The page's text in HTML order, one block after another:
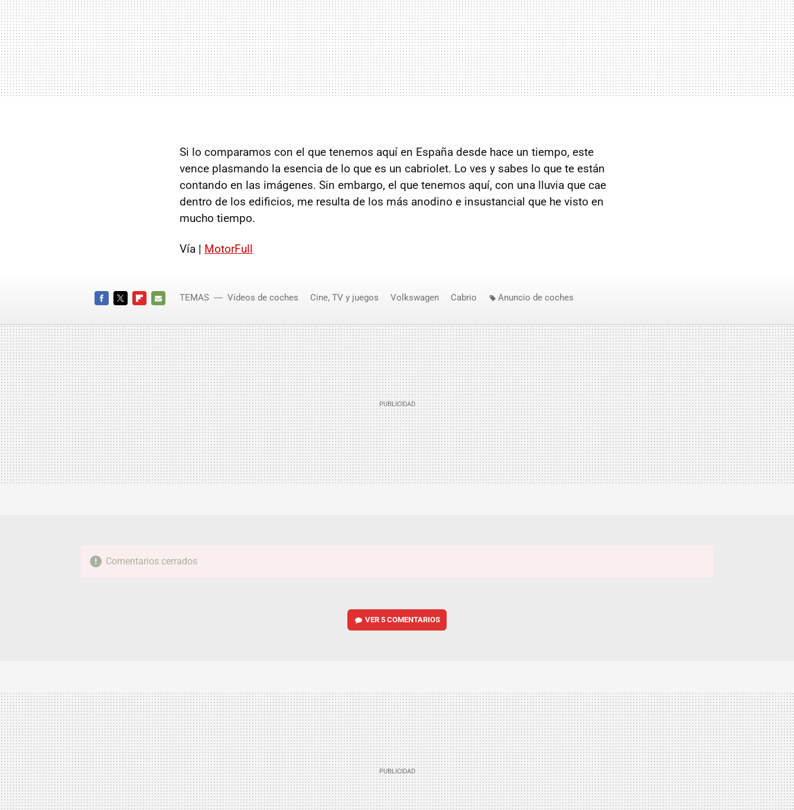
Si lo comparamos con el que tenemos aquí en España desde hace un tiempo, este
vence plasmando la esencia de lo que es un cabriolet. Lo ves y sabes lo que te están
contando en las imágenes. Sin embargo, el que tenemos aquí, con una lluvia que cae
dentro de los edificios, me resulta de los más anodino e insustancial que he visto en
mucho tiempo.
Vía | MotorFull
MAIL
TEMAS Vídeos de coches Cine, TV y juegos Volkswagen Cabrio Anuncio de coches
Comentarios cerrados
VER5 COMENTARIOS